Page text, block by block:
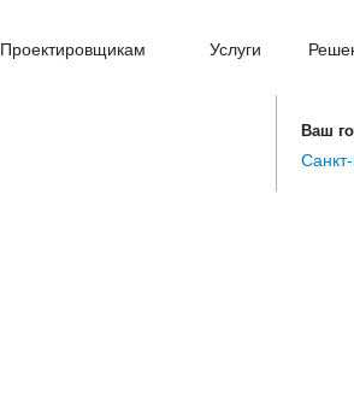
Проектировщикам Услуги
Ваш